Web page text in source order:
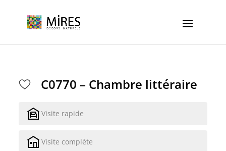
C0770 – Chambre littéraire
Visite rapide
Visite complète